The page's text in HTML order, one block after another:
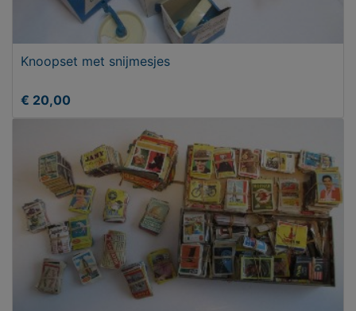
Knoopset met snijmesjes
€ 20,00